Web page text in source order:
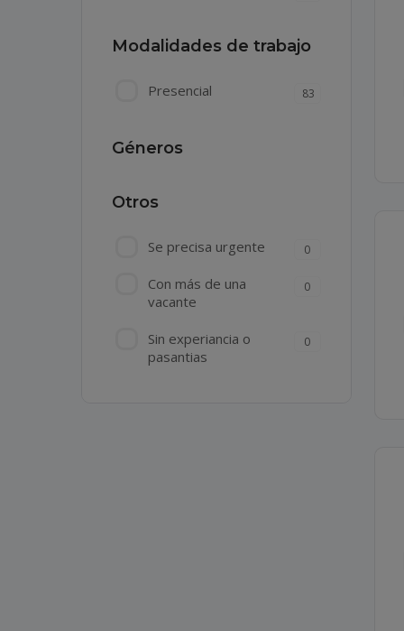
Modalidades de trabajo
Presencial 83
Géneros
Otros
Se precisa urgente 0
Con más de una
vacante
0
Sin experiancia o
pasantias
0